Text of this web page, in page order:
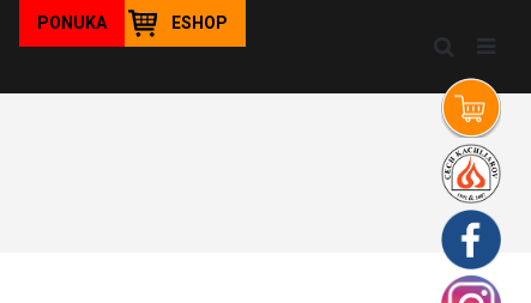
PONUKA ESHOP